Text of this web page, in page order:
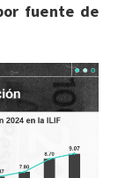
fuente de